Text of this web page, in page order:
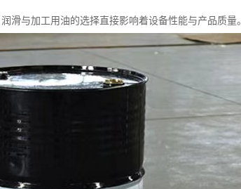
滑与加工用油的选择直接影响着设备性能与产品质量